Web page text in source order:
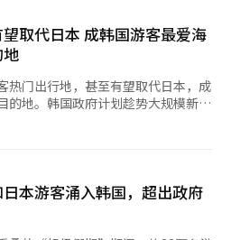
年，美国全国汽车工人联合会
斯特兰蒂斯等所谓汽车“巨头”发
现代工业生态系统是多么紧密而脆
直接经济损失已超过104亿美元（约
约时报》的深度报道，罢工第四
亿美元。在工会迫使公司屈服的同
崖。 同年，美国好莱坞
AFTRA）的联合罢工也有类似的情
无节制使用，要求合理的报酬结
及美国费城半导体指数疲软的影
还指出，前一天因和平消息和业绩
出现轮动买入。 前一晚，美
；标准普尔500指数下跌0.38%，报
，收于25806.20点。 当天，
数在盘中一度创下历史新高，但由
剧，下午（当地时间）转而下跌。
亿韩元，吸纳了这些资金。 市值
星电子（-3.50%）、SK海力士
）、LG能源解决方案
）、HD现代重工（-3.61%）、
星电机（-1.42%）、汉华航空航天
取代日本 成韩国游客最爱海
热门出行地，甚至有望取代日本，成
的地。韩国政府计划趁势大规模新增
旅游业界也推出多元化旅游商品，
条国际航线运输权，包括北京、上
要城市，韩中航线运力将进入全面
大韩航空、韩亚航空等大型航司运
本游客涌入韩国，超出政府